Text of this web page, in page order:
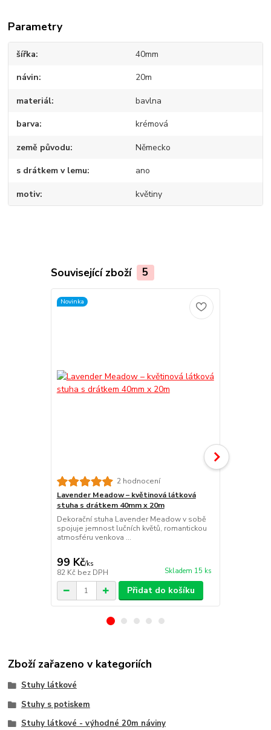
Parametry
šířka 40mm
návin 20m
materiál bavlna
barva krémová
země původu Německo
s drátkem v lemu ano
motiv květiny
Související zboží 5
Novinka
2 hodnocení
Lavender Meadow – květinová látková
stuha s drátkem 40mm x 20m
Dekorační stuha Lavender Meadow v sobě
spojuje jemnost lučních květů, romantickou
atmosféru venkova ...
99 Kč/ks
82 Kč bez DPH Skladem 15 ks
Přidat do košíku
Zboží zařazeno v kategoriích
Stuhy látkové
Stuhy s potiskem
Stuhy látkové - výhodné 20m náviny